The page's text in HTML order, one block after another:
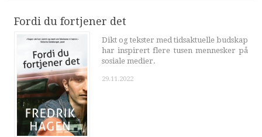
Fordi du fortjener det
Dikt og tekster med tidsaktuelle budskap
har inspirert flere tusen mennesker på
sosiale medier.
29.11.2022